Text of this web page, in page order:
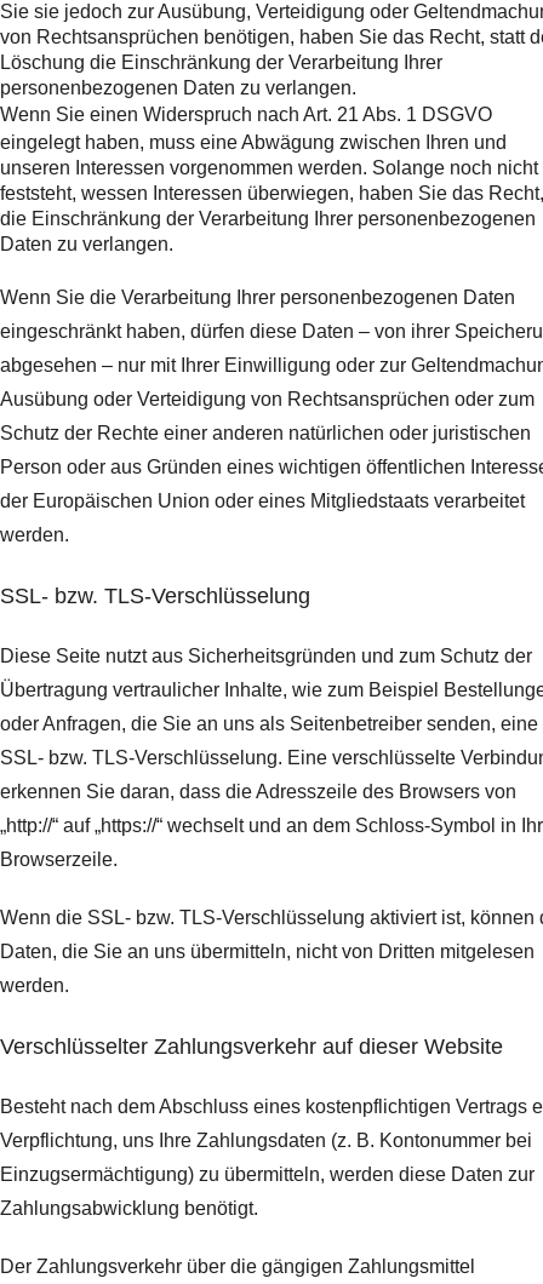
Sie sie jedoch zur Ausübung, Verteidigung oder
von Rechtsansprüchen benötigen, haben Sie das Recht, statt
Löschung die Einschränkung der Verarbeitung Ihrer
personenbezogenen Daten zu verlangen.
Wenn Sie einen Widerspruch nach Art. 21 Abs. 1 DSGVO
eingelegt haben, muss eine Abwägung zwischen Ihren und
unseren Interessen vorgenommen werden. Solange noch nicht
feststeht, wessen Interessen überwiegen, haben Sie das Recht,
die Einschränkung der Verarbeitung Ihrer personenbezogenen
Daten zu verlangen.
Wenn Sie die Verarbeitung Ihrer personenbezogenen Daten
eingeschränkt haben, dürfen diese Daten – von ihrer
abgesehen – nur mit Ihrer Einwilligung oder zur
Ausübung oder Verteidigung von Rechtsansprüchen oder zum
Schutz der Rechte einer anderen natürlichen oder juristischen
Person oder aus Gründen eines wichtigen öffentlichen
der Europäischen Union oder eines Mitgliedstaats verarbeitet
werden.
SSL- bzw. TLS-Verschlüsselung
Diese Seite nutzt aus Sicherheitsgründen und zum Schutz der
Übertragung vertraulicher Inhalte, wie zum Beispiel
oder Anfragen, die Sie an uns als Seitenbetreiber senden, eine
SSL- bzw. TLS-Verschlüsselung. Eine verschlüsselte
erkennen Sie daran, dass die Adresszeile des Browsers von
„http://“ auf „https://“ wechselt und an dem Schloss-Symbol in
Browserzeile.
Wenn die SSL- bzw. TLS-Verschlüsselung aktiviert ist, können
Daten, die Sie an uns übermitteln, nicht von Dritten mitgelesen
werden.
Verschlüsselter Zahlungsverkehr auf dieser Website
Besteht nach dem Abschluss eines kostenpflichtigen Vertrags
Verpflichtung, uns Ihre Zahlungsdaten (z. B. Kontonummer bei
Einzugsermächtigung) zu übermitteln, werden diese Daten zur
Zahlungsabwicklung benötigt.
Der Zahlungsverkehr über die gängigen Zahlungsmittel